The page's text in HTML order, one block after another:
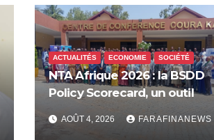
ACTUALITÉS ECONOMIE SOCIÉTÉ
NTA Afrique 2026 : la BSDD
Policy Scorecard, un outil
pour mieux orienter les
dépenses publiques
AOÛT 4, 2026 FARAFINANEWS